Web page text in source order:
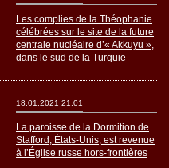
Les complies de la Théophanie
célébrées sur le site de la future
centrale nucléaire d’« Akkuyu »,
dans le sud de la Turquie
18.01.2021 21:01
La paroisse de la Dormition de
Stafford, États-Unis, est revenue
à l’Église russe hors-frontières